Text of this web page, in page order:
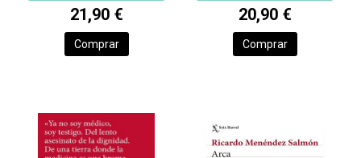
21,90 €
Comprar
20,90 €
Comprar